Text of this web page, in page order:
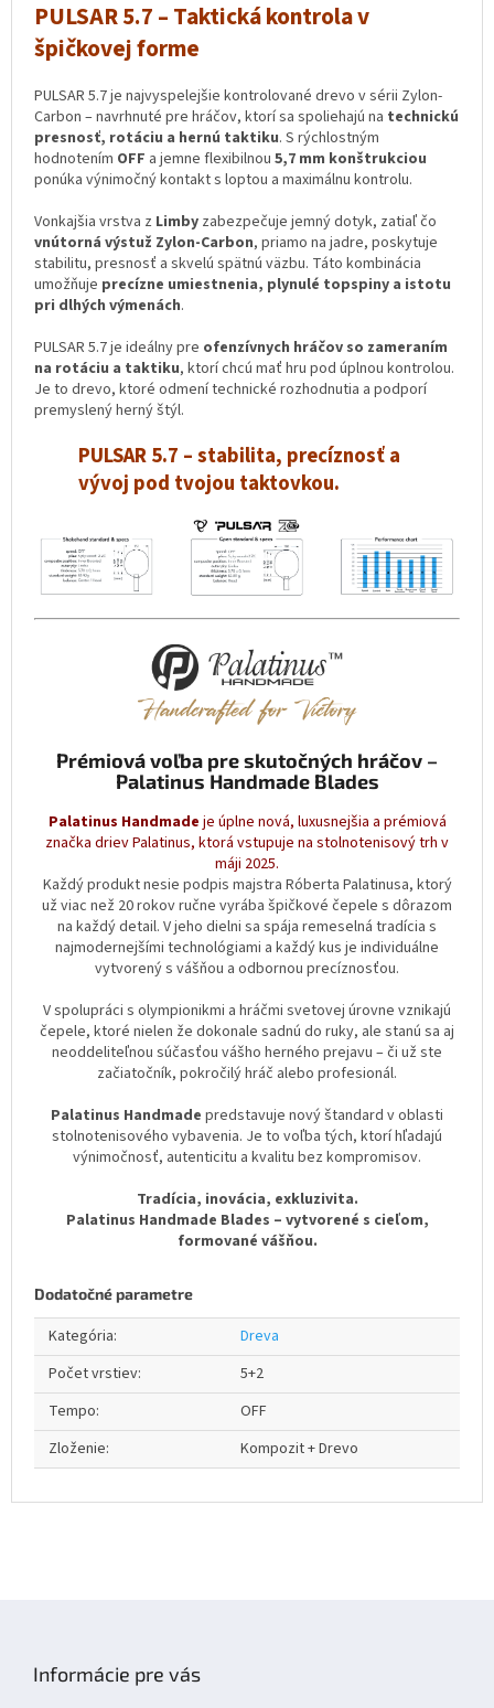
PULSAR 5.7 – Taktická kontrola v
špičkovej forme
PULSAR 5.7 je najvyspelejšie kontrolované drevo v sérii Zylon-
Carbon – navrhnuté pre hráčov, ktorí sa spoliehajú na technickú
presnosť, rotáciu a hernú taktiku. S rýchlostným
hodnotením OFF a jemne flexibilnou 5,7 mm konštrukciou
ponúka výnimočný kontakt s loptou a maximálnu kontrolu.
Vonkajšia vrstva z Limby zabezpečuje jemný dotyk, zatiaľ čo
vnútorná výstuž Zylon-Carbon, priamo na jadre, poskytuje
stabilitu, presnosť a skvelú spätnú väzbu. Táto kombinácia
umožňuje precízne umiestnenia, plynulé topspiny a istotu
pri dlhých výmenách.
PULSAR 5.7 je ideálny pre ofenzívnych hráčov so zameraním
na rotáciu a taktiku, ktorí chcú mať hru pod úplnou kontrolou.
Je to drevo, ktoré odmení technické rozhodnutia a podporí
premyslený herný štýl.
PULSAR 5.7 – stabilita, precíznosť a
vývoj pod tvojou taktovkou.
Prémiová voľba pre skutočných hráčov –
Palatinus Handmade Blades
Palatinus Handmade je úplne nová, luxusnejšia a prémiová
značka driev Palatinus, ktorá vstupuje na stolnotenisový trh v
máji 2025.
Každý produkt nesie podpis majstra Róberta Palatinusa, ktorý
už viac než 20 rokov ručne vyrába špičkové čepele s dôrazom
na každý detail. V jeho dielni sa spája remeselná tradícia s
najmodernejšími technológiami a každý kus je individuálne
vytvorený s vášňou a odbornou precíznosťou.
V spolupráci s olympionikmi a hráčmi svetovej úrovne vznikajú
čepele, ktoré nielen že dokonale sadnú do ruky, ale stanú sa aj
neoddeliteľnou súčasťou vášho herného prejavu – či už ste
začiatočník, pokročilý hráč alebo profesionál.
Palatinus Handmade predstavuje nový štandard v oblasti
stolnotenisového vybavenia. Je to voľba tých, ktorí hľadajú
výnimočnosť, autenticitu a kvalitu bez kompromisov.
Tradícia, inovácia, exkluzivita.
Palatinus Handmade Blades – vytvorené s cieľom,
formované vášňou.
Dodatočné parametre
Kategória:
Dreva
Počet vrstiev:
5+2
Tempo:
OFF
Zloženie: Kompozit + Drevo
Informácie pre vás